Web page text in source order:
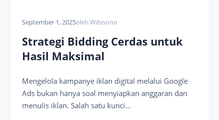
September 1, 2025oleh Wibisono
Strategi Bidding Cerdas untuk
Hasil Maksimal
Mengelola kampanye iklan digital melalui Google
Ads bukan hanya soal menyiapkan anggaran dan
menulis iklan. Salah satu kunci...